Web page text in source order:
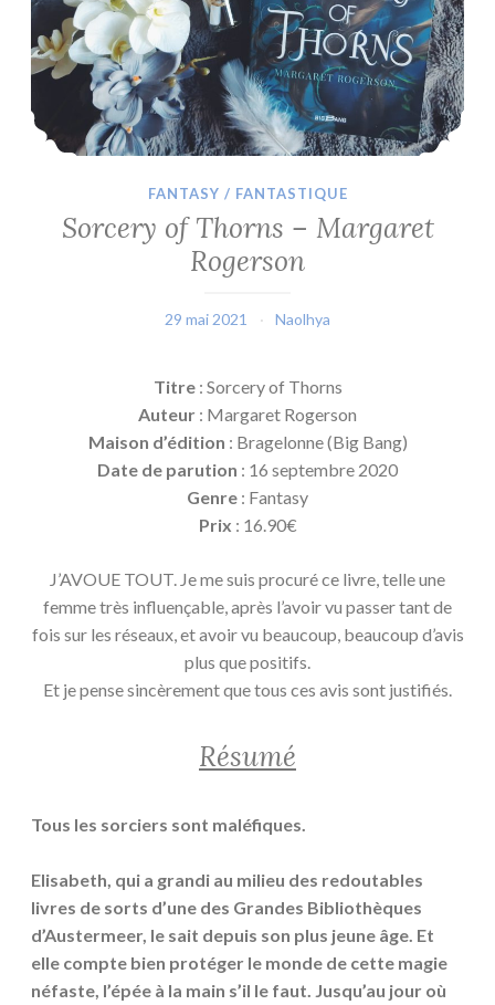
FANTASY / FANTASTIQUE
Sorcery of Thorns – Margaret
Rogerson
29 mai 2021 Naolhya
Titre: Sorcery of Thorns
Auteur : Margaret Rogerson
Maison d’édition : Bragelonne (Big Bang)
Date de parution : 16 septembre 2020
Genre : Fantasy
Prix : 16.90€
J’AVOUE TOUT. Je me suis procuré ce livre, telle une
femme très influençable, après l’avoir vu passer tant de
fois sur les réseaux, et avoir vu beaucoup, beaucoup d’avis
plus que positifs.
Et je pense sincèrement que tous ces avis sont justifiés.
Résumé
Tous les sorciers sont maléfiques.
Elisabeth, qui a grandi au milieu des redoutables
livres de sorts d’une des Grandes Bibliothèques
d’Austermeer, le sait depuis son plus jeune âge. Et
elle compte bien protéger le monde de cette magie
néfaste, l’épée à la main s’il le faut. Jusqu’au jour où